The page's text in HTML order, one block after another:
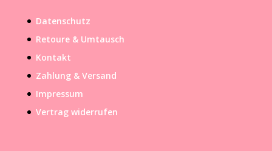
Datenschutz
Retoure & Umtausch
Kontakt
Zahlung & Versand
Impressum
Vertrag widerrufen